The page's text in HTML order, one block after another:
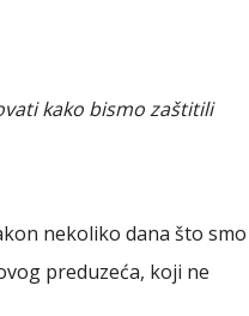
kako bismo zaštitili
nekoliko dana što smo
preduzeća, koji ne